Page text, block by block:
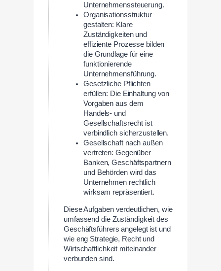
Unternehmenssteuerung.
Organisationsstruktur
gestalten: Klare
Zuständigkeiten und
effiziente Prozesse bilden
die Grundlage für eine
funktionierende
Unternehmensführung.
Gesetzliche Pflichten
erfüllen: Die Einhaltung von
Vorgaben aus dem
Handels- und
Gesellschaftsrecht ist
verbindlich sicherzustellen.
Gesellschaft nach außen
vertreten: Gegenüber
Banken, Geschäftspartnern
und Behörden wird das
Unternehmen rechtlich
wirksam repräsentiert.
Diese Aufgaben verdeutlichen, wie
umfassend die Zuständigkeit des
Geschäftsführers angelegt ist und
wie eng Strategie, Recht und
Wirtschaftlichkeit miteinander
verbunden sind.